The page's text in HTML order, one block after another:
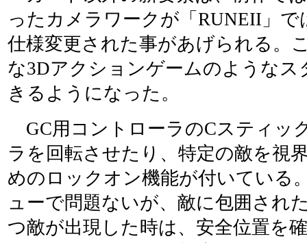
ったカメラワークが「RUNEII」
仕様変更された事があげられる。
な3Dアクションゲームのようなス
きるようになった。
GC用コントローラのCスティッ
ラを回転させたり、特定の敵を視
めのロックオン機能が付いている
ューで問題ないが、敵に包囲され
つ敵が出現した時は、安全位置を